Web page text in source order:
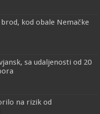
kod obale Nemačke
sa udaljenosti od 20
na rizik od